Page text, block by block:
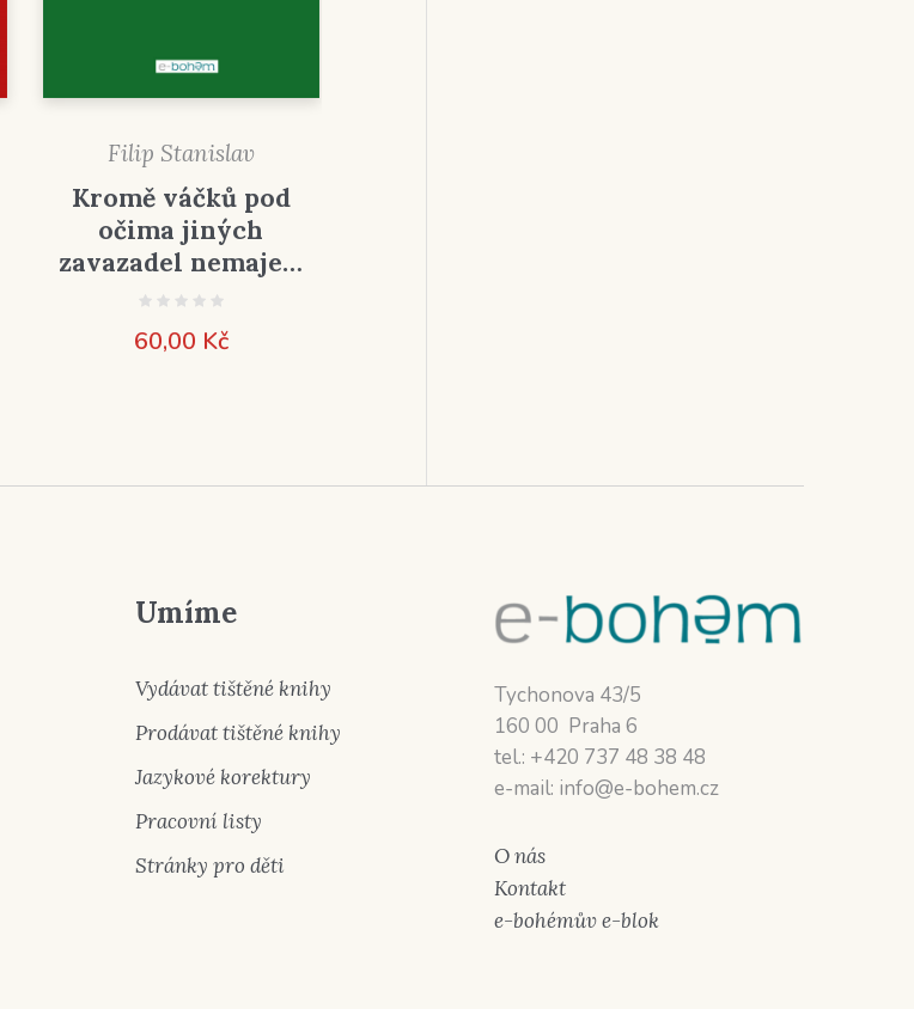
Filip Stanislav
Kromě váčků pod
očima jiných
zavazadel nemaje…
60,00 Kč
Umíme
Vydávat tištěné knihy
Prodávat tištěné knihy
Jazykové korektury
Pracovní listy
Stránky pro děti
Tychonova 43/5
160 00 Praha 6
tel.: +420 737 48 38 48
e-mail: info@e-bohem.cz
O nás
Kontakt
e-bohémův e-blok